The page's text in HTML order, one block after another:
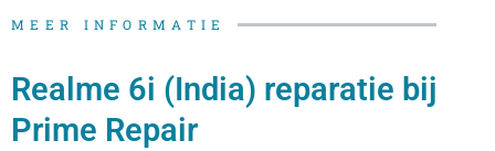
MEER INFORMATIE
Realme 6i (India) reparatie bij
Prime Repair